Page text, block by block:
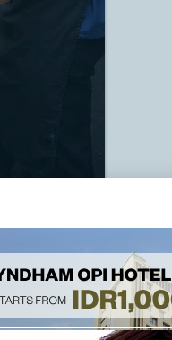
juga
cokelat dari air